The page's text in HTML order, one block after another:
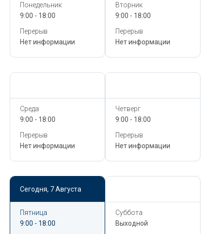
Понедельник
9:00 - 18:00
Перерыв
Нет информации
Вторник
9:00 - 18:00
Перерыв
Нет информации
Среда
9:00 - 18:00
Перерыв
Нет информации
Четверг
9:00 - 18:00
Перерыв
Нет информации
Сегодня, 7 Августа
Пятница
9:00 - 18:00
Суббота
Выходной